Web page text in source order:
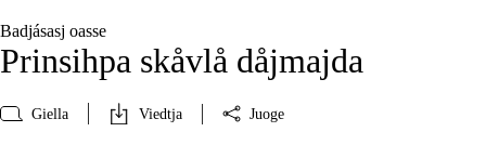
Badjásasj oasse
Prinsihpa skåvlå dåjmajda
Giella Viedtja Juoge